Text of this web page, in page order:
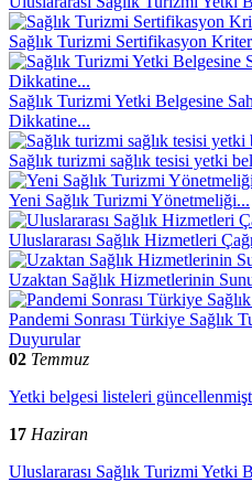
Sağlık Turizmi Sertifikasyon
Sağlık Turizmi Yetki Belgesine
Dikkatine...
Sağlık turizmi sağlık tesisi yetki
Yeni Sağlık Turizmi Yönetmeliği...
Uluslararası Sağlık Hizmetleri
Uzaktan Sağlık Hizmetlerinin
Pandemi Sonrası Türkiye Sağlık
Duyurular
02 Temmuz
Yetki belgesi listeleri
17 Haziran
Uluslararası Sağlık Turizmi Yetki